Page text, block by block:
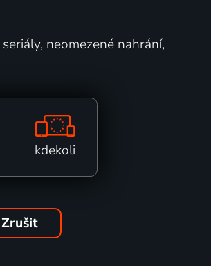
neomezené nahrání,
kdekoli
Zrušit